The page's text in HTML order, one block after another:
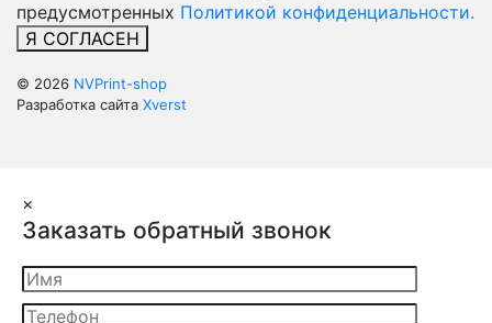
предусмотренных Политикой конфиденциальности.
Я СОГЛАСЕН
© 2026 NVPrint-shop
Разработка сайта Xverst
×
Заказать обратный звонок